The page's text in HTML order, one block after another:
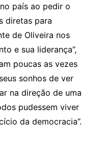
país ao pedir o
diretas para
de Oliveira nos
e sua liderança”,
poucas as vezes
sonhos de ver
na direção de uma
pudessem viver
da democracia”.